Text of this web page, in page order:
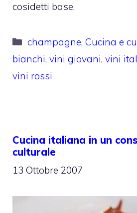
cosidetti base.
Categorie
champagne,Cucina e
bianchi, vini giovani, vini
vini rossi
Cucina italiana in un
culturale
13 Ottobre 2007